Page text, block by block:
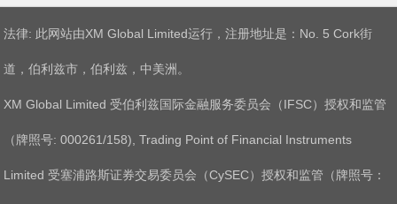
法律: 此网站由XM Global Limited运行，注册地址是：No. 5 Cork街
道，伯利兹市，伯利兹，中美洲。
XM Global Limited 受伯利兹国际金融服务委员会（IFSC）授权和监管
（牌照号: 000261/158), Trading Point of Financial Instruments
Limited 受塞浦路斯证券交易委员会（CySEC）授权和监管（牌照号：